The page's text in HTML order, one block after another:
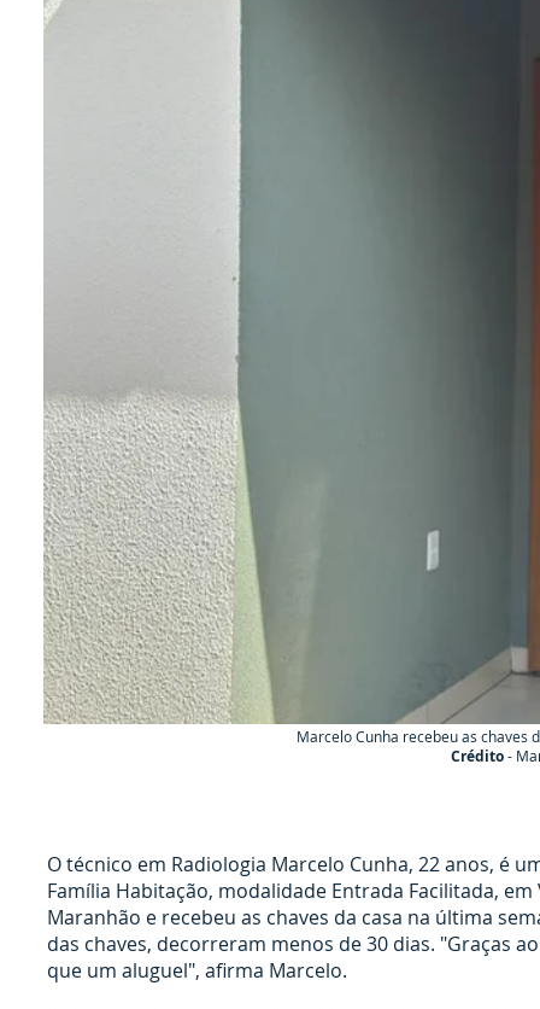
Marcelo Cunha recebeu as chaves
Crédito-
O técnico em Radiologia Marcelo Cunha, 22 anos, é
Família Habitação, modalidade Entrada Facilitada,
Maranhão e recebeu as chaves da casa na última
das chaves, decorreram menos de 30 dias. "Graças
que um aluguel", afirma Marcelo.